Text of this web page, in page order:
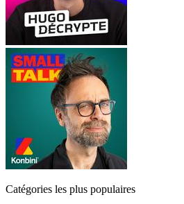
Catégories les plus populaires